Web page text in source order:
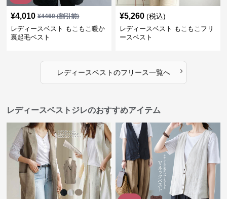
¥4,010 ¥4460(割引前)
レディースベスト もこもこ暖か
裏起毛ベスト
¥5,260 (税込)
レディースベスト もこもこフリ
ースベスト
レディースベストのフリース一覧へ ›
レディースベストジレのおすすめアイテム